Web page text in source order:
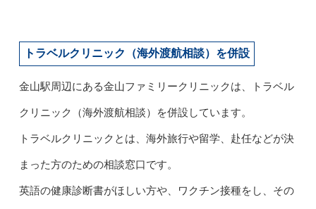
トラベルクリニック（海外渡航相談）を併設
金山駅周辺にある金山ファミリークリニックは、トラベル
クリニック（海外渡航相談）を併設しています。
トラベルクリニックとは、海外旅行や留学、赴任などが決
まった方のための相談窓口です。
英語の健康診断書がほしい方や、ワクチン接種をし、その